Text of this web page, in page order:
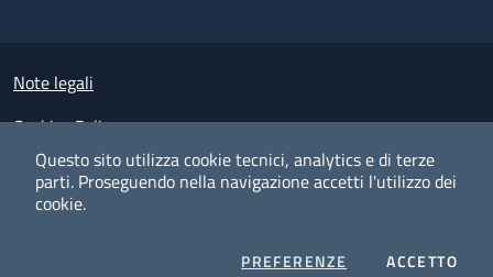
Questo sito utilizza cookie tecnici, analytics e di terze
parti. Proseguendo nella navigazione accetti l'utilizzo dei
cookie.
PREFERENZE COOKIESACCETTOI
Small prints
Note legali
Cookies Policy
Policy privacy e protezione del dato personale
Albo pretorio on-line